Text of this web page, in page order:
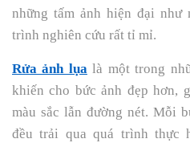
những tấm ảnh hiện đại như
trình nghiên cứu rất tỉ mỉ.
Rửa ảnh lụalà một trong
khiến cho bức ảnh đẹp hơn,
màu sắc lẫn đường nét. Mỗi
đều trải qua quá trình thực